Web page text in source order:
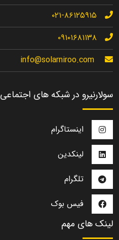
۰۲۱-۸۶۱۲۵۹۱۵
۰۹۱۰۱۶۸۱۱۳۸
info@solarniroo.com
سولارنیرو در شبکه های اجتماعی
اینستاگرام
لینکدین
تلگرام
فیس بوک
لینک های مهم